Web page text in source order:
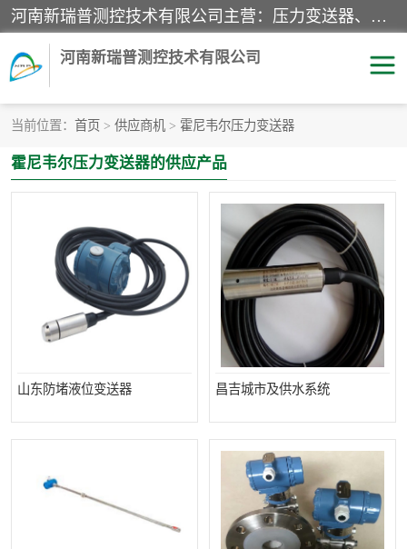
河南新瑞普测控技术有限公司主营：压力变送器、液位变送器、差压变送器、雷达料位计、电容物位计、温度显示控制仪表、电量变送器、流量计、工业自动化系统成套设备。
河南新瑞普测控技术有限公司
当前位置： 首页 > 供应商机 > 霍尼韦尔压力变送器
霍尼韦尔压力变送器的供应产品
山东防堵液位变送器 昌吉城市及供水系统
霍尼韦尔压力变送器 CS系列变送器
精巧型压力变送器
液位变送器 雷达料位计
标准型工业压力变送器 罐旁显示仪
差压变送器 温度传感器变送器
压力变送器 电容物位计
温度显示控制仪表 电量变送器
工业自动化系统成套设备